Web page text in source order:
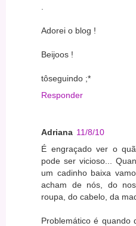
Adorei o blog !
Beijoos !
tôseguindo ;*
Responder
Adriana 11/8/10
É engraçado ver o
pode ser vicioso...
um cadinho baixa
acham de nós, do
roupa, do cabelo, da
Problemático é quando